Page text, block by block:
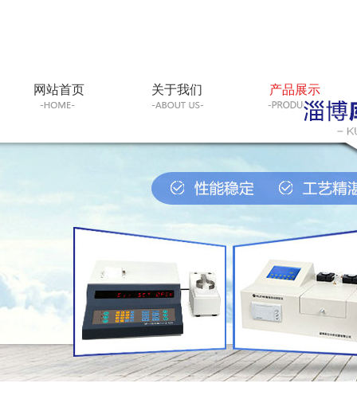
网站首页 关于我们 产品展示